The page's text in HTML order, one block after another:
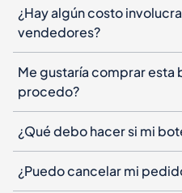
¿Hay algún costo
vendedores?
Me gustaría comprar esta
procedo?
¿Qué debo hacer si mi
¿Puedo cancelar mi